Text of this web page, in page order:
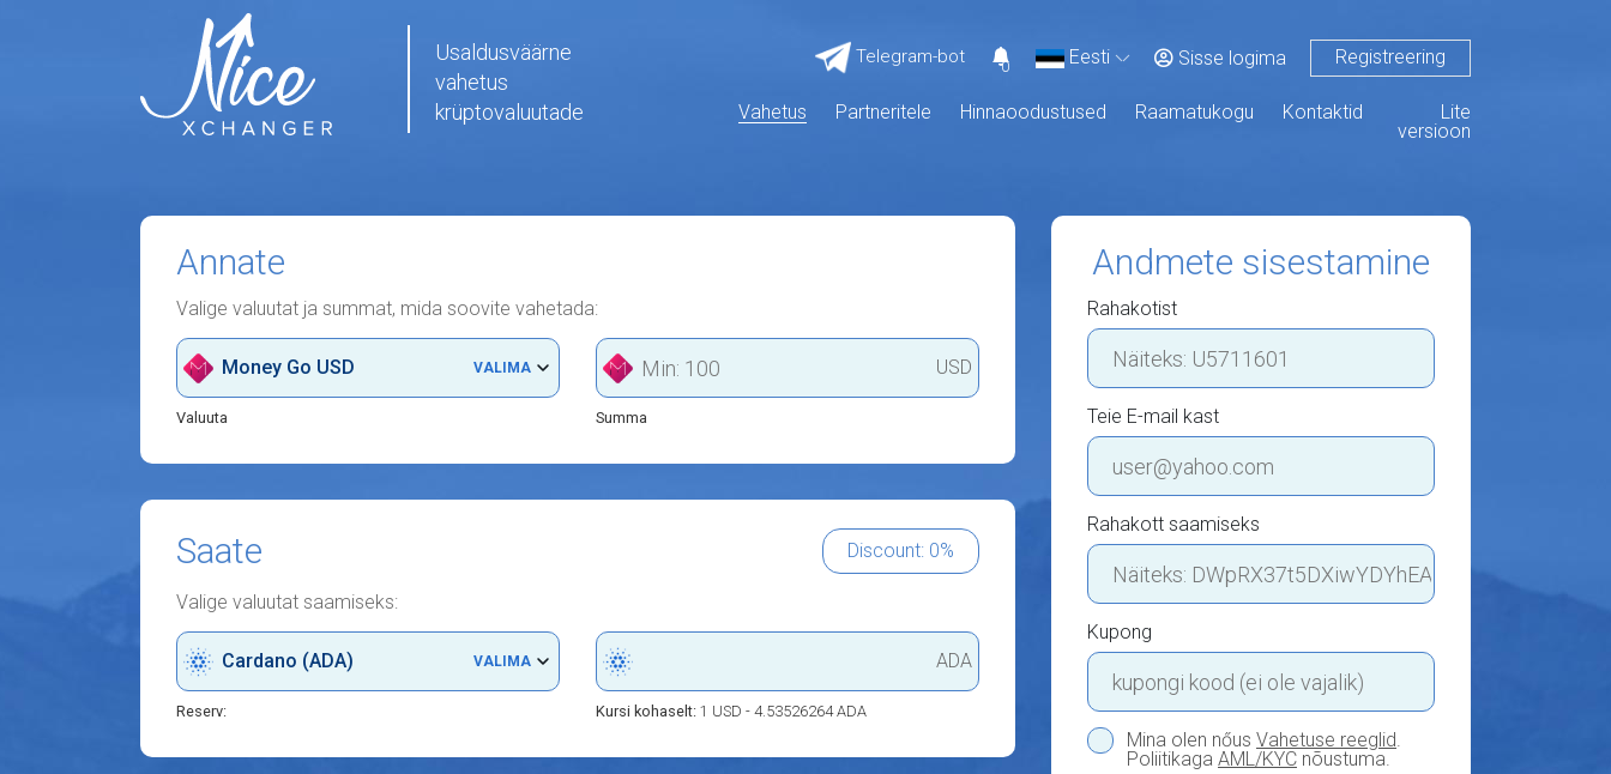
Usaldusväärne
vahetus
krüptovaluutade
Telegram-bot 0 Eesti Sisse logima Registreering
Lite
versioon
Kontaktid
Raamatukogu
Hinnaoodustused
Partneritele
Vahetus
Annate
Valige valuutat ja summat, mida soovite vahetada:
Money Go USD VALIMA
Valuuta
USD
Summa
Saate Discount: 0%
Valige valuutat saamiseks:
Cardano (ADA) VALIMA
Reserv:
ADA
Kursi kohaselt: 1 USD - 4.53526264 ADA
Andmete sisestamine
Rahakotist
Teie E-mail kast
Rahakott saamiseks
Kupong
Mina olen nőus Vahetuse reeglid.
Poliitikaga AML/KYC nõustuma.